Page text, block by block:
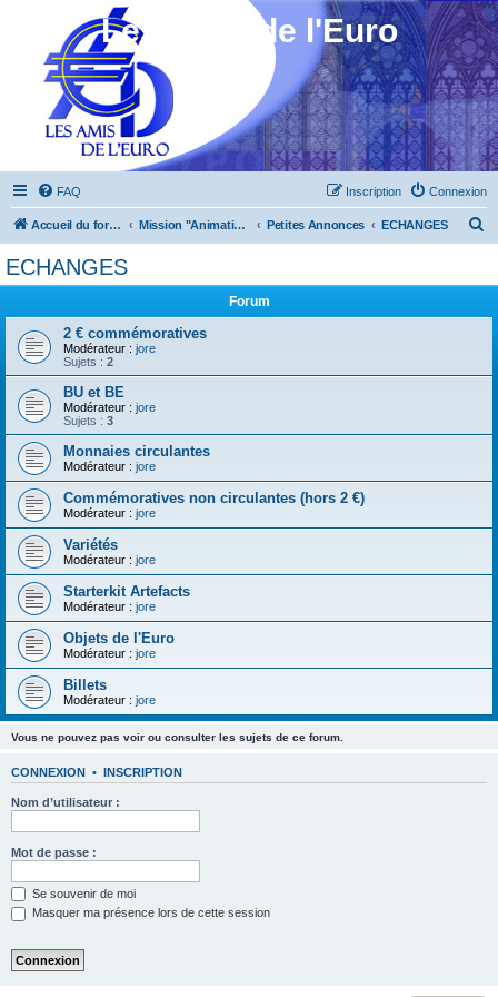
Les Amis de l'Euro
FAQ Connexion
Inscription
Accueil du forum Mission "Animation" Petites Annonces ECHANGES
e
ECHANGES
Forum
2 € commémoratives
Modérateur : jore
Sujets : 2
BU et BE
Modérateur : jore
Sujets : 3
Monnaies circulantes
Modérateur : jore
Commémoratives non circulantes (hors 2 €)
Modérateur : jore
Variétés
Modérateur : jore
Starterkit Artefacts
Modérateur : jore
Objets de l'Euro
Modérateur : jore
Billets
Modérateur : jore
Vous ne pouvez pas voir ou consulter les sujets de ce forum.
CONNEXION • INSCRIPTION
Nom d’utilisateur :
Mot de passe :
Se souvenir de moi
Masquer ma présence lors de cette session